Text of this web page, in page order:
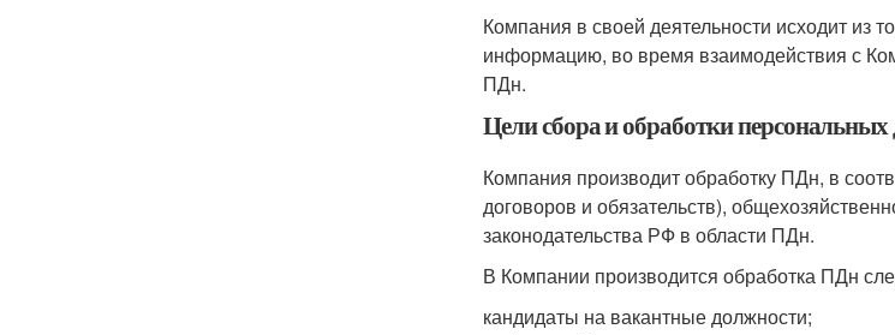
Компания в своей деятельности исходит из
информацию, во время взаимодействия с
ПДн.
Цели сбора и обработки
Компания производит обработку ПДн, в
договоров и обязательств),
законодательства РФ в области ПДн.
В Компании производится обработка ПДн
кандидаты на вакантные должности;